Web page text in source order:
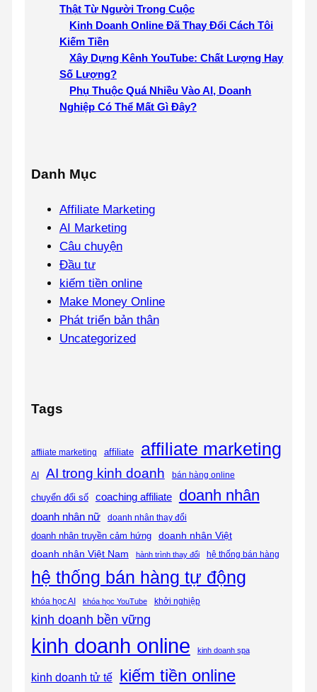
Thật Từ Người Trong Cuộc
Kinh Doanh Online Đã Thay Đổi Cách Tôi
Kiếm Tiền
Xây Dựng Kênh YouTube: Chất Lượng Hay
Số Lượng?
Phụ Thuộc Quá Nhiều Vào AI, Doanh
Nghiệp Có Thể Mất Gì Đây?
Danh Mục
Affiliate Marketing
AI Marketing
Câu chuyện
Đầu tư
kiếm tiền online
Make Money Online
Phát triển bản thân
Uncategorized
Tags
affiiate marketing affiliate affiliate marketing
AI AI trong kinh doanh bán hàng online
chuyển đổi số coaching affiliate doanh nhân
doanh nhân nữ doanh nhân thay đổi
doanh nhân truyền cảm hứng
doanh nhân Việt
doanh nhân Việt Nam
hành trình thay đổi hệ thống bán hàng
hệ thống bán hàng tự động
khóa học AI khóa học YouTube khởi nghiệp
kinh doanh bền vững
kinh doanh online kinh doanh spa
kinh doanh tử tế kiếm tiền online